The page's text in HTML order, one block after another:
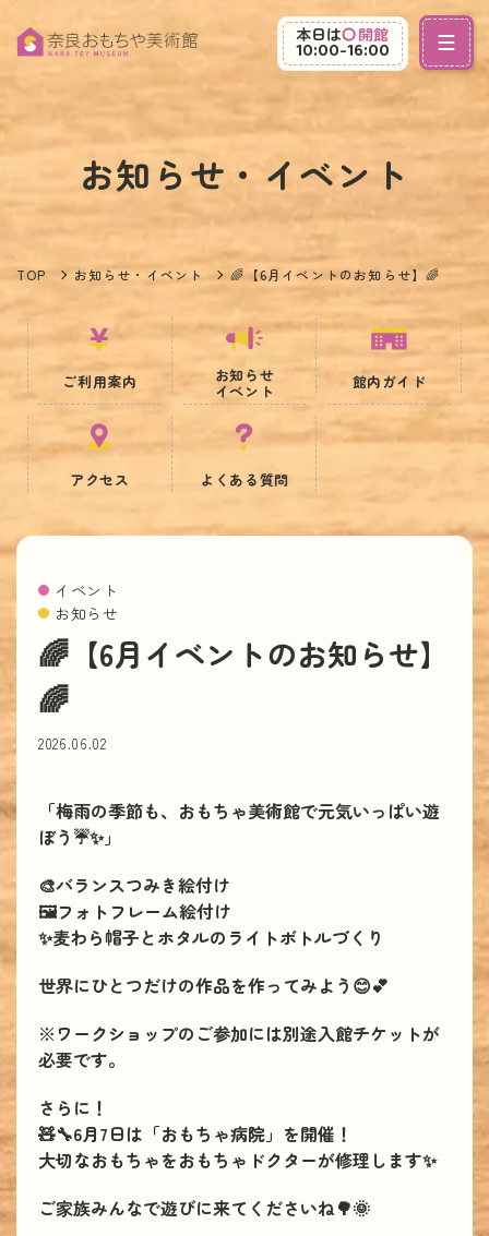
本日は 開館
10:00-16:00
お知らせ・イベント
TOP お知らせ・イベント 🌈【6月イベントのお知らせ】🌈
ご利用案内 お知らせ
イベント 館内ガイド
アクセス よくある質問
イベント
お知らせ
🌈【6月イベントのお知らせ】
🌈
2026.06.02
「梅雨の季節も、おもちゃ美術館で元気いっぱい遊
ぼう☔✨」
🎨バランスつみき絵付け
🖼️フォトフレーム絵付け
✨麦わら帽子とホタルのライトボトルづくり
世界にひとつだけの作品を作ってみよう😊💕
※ワークショップのご参加には別途入館チケットが
必要です。
さらに！
🧸🔧6月7日は「おもちゃ病院」を開催！
大切なおもちゃをおもちゃドクターが修理します✨
ご家族みんなで遊びに来てくださいね🌳🌞